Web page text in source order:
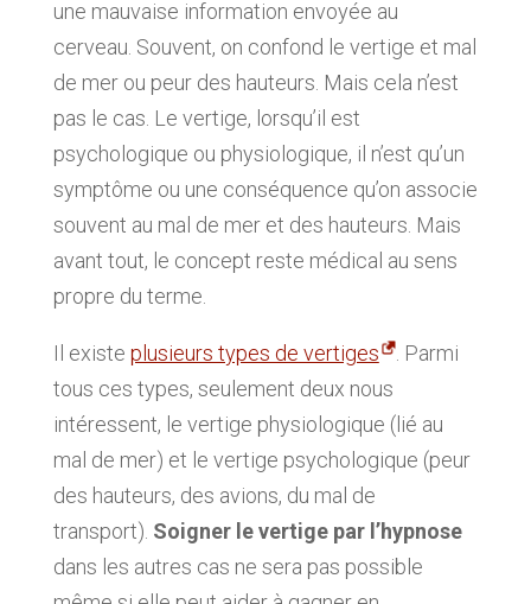
une mauvaise information envoyée au
cerveau. Souvent, on confond le vertige et mal
de mer ou peur des hauteurs. Mais cela n’est
pas le cas. Le vertige, lorsqu’il est
psychologique ou physiologique, il n’est qu’un
symptôme ou une conséquence qu’on associe
souvent au mal de mer et des hauteurs. Mais
avant tout, le concept reste médical au sens
propre du terme.
Il existe plusieurs types de vertiges
. Parmi
tous ces types, seulement deux nous
intéressent, le vertige physiologique (lié au
mal de mer) et le vertige psychologique (peur
des hauteurs, des avions, du mal de
transport). Soigner le vertige par l’hypnose
dans les autres cas ne sera pas possible